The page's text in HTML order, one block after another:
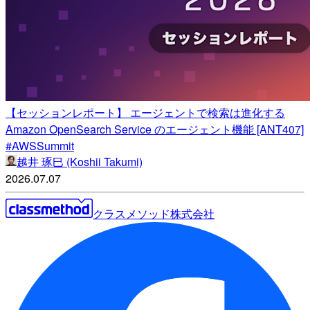
【セッションレポート】 エージェントで検索は進化する
Amazon OpenSearch Service のエージェント機能 [ANT407]
#AWSSummit
越井 琢巳 (Koshii Takumi)
2026.07.07
クラスメソッド株式会社